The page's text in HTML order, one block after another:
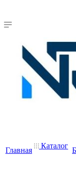
Главная
Каталог